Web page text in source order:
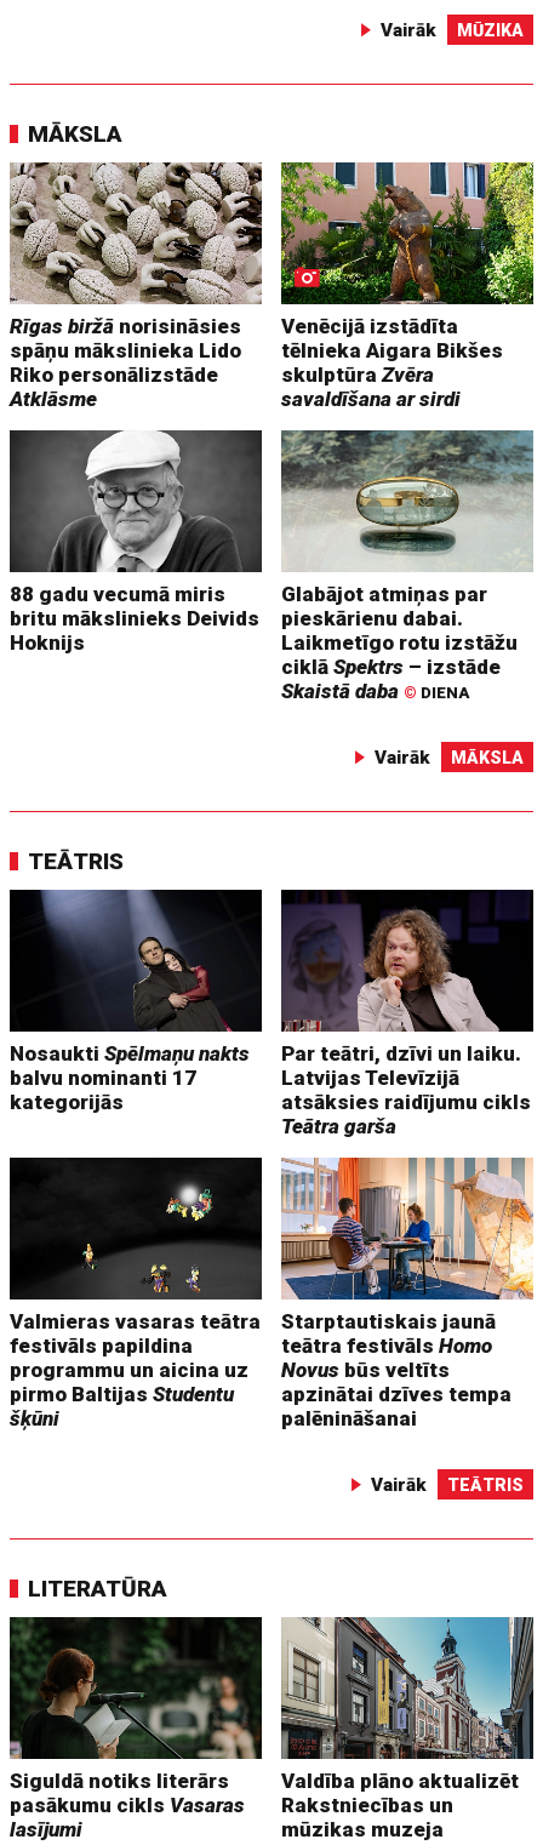
Vairāk MŪZIKA
MĀKSLA
Rīgas biržā norisināsies
spāņu mākslinieka Lido
Riko personālizstāde
Atklāsme
Venēcijā izstādīta
tēlnieka Aigara Bikšes
skulptūraZvēra
savaldīšana ar sirdi
88 gadu vecumā miris
britu mākslinieks Deivids
Hoknijs
Glabājot atmiņas par
pieskārienu dabai.
Laikmetīgo rotu izstāžu
ciklāSpektrs – izstāde
Skaistā daba © DIENA
Vairāk MĀKSLA
TEĀTRIS
NosauktiSpēlmaņu nakts
balvu nominanti 17
kategorijās
Par teātri, dzīvi un laiku.
Latvijas Televīzijā
atsāksies raidījumu cikls
Teātra garša
Valmieras vasaras teātra
festivāls papildina
programmu un aicina uz
pirmo BaltijasStudentu
šķūni
Starptautiskais jaunā
teātra festivālsHomo
Novus būs veltīts
apzinātai dzīves tempa
palēnināšanai
Vairāk TEĀTRIS
LITERATŪRA
Siguldā notiks literārs
pasākumu cikls Vasaras
lasījumi
Valdība plāno aktualizēt
Rakstniecības un
mūzikas muzeja